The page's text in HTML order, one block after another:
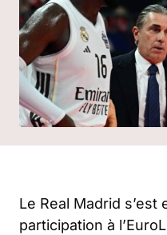
Le Real Madrid
participation à